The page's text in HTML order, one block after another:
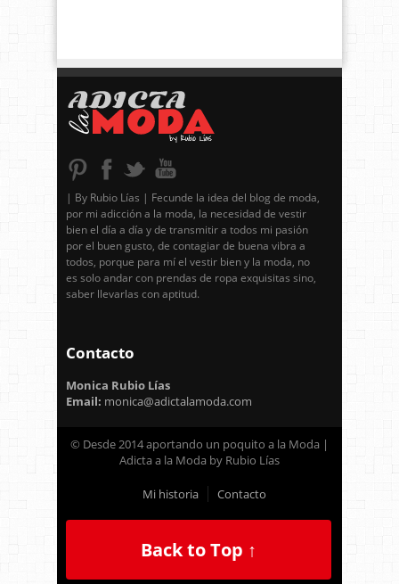
| By Rubio Lías | Fecunde la idea del blog de moda,
por mi adicción a la moda, la necesidad de vestir
bien el día a día y de transmitir a todos mi pasión
por el buen gusto, de contagiar de buena vibra a
todos, porque para mí el vestir bien y la moda, no
es solo andar con prendas de ropa exquisitas sino,
saber llevarlas con aptitud.
Contacto
Monica Rubio Lías
Email: monica@adictalamoda.com
© Desde 2014 aportando un poquito a la Moda |
Adicta a la Moda by Rubio Lías
Mi historia Contacto
Back to Top ↑